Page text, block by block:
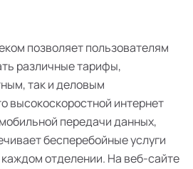
позволяет пользователям
различные тарифы,
так и деловым
высокоскоростной интернет
передачи данных,
бесперебойные услуги
отделении. На веб-сайте